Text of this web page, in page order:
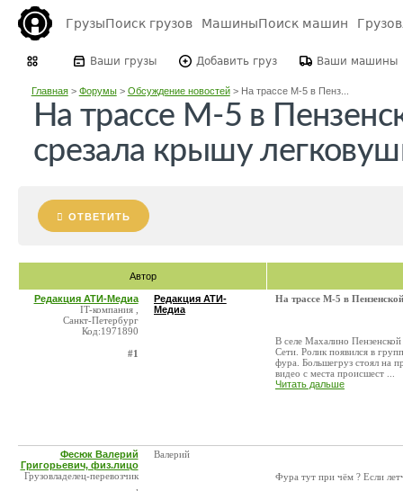
ГрузыПоиск грузов МашиныПоиск машин
Ваши грузы Добавить груз Ваши машины
Главная> Форумы> Обсуждение новостей> На трассе М-5 в Пенз...
На трассе М-5 в
срезала крышу
ОТВЕТИТЬ
Автор
Редакция АТИ-Медиа
IT-компания ,
Санкт-Петербург
Код:1971890
#1
Редакция АТИ-
Медиа
На трассе М-5 в
В селе Махалино
Сети. Ролик появился в
фура. Большегруз стоял на
видео с места происшест ...
Читать дальше
Фесюк Валерий
Григорьевич, физ.лицо
Грузовладелец-перевозчик
Валерий
Фура тут при чём ? Если